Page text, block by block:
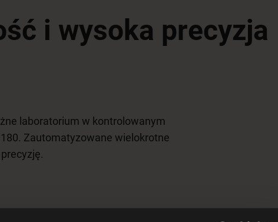
i wysoka precyzja
laboratorium w kontrolowanym
Zautomatyzowane wielokrotne